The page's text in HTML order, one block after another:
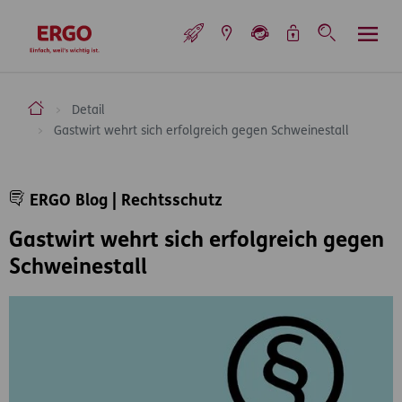
zur Startseite
ERGO Versicherung Aktiengesellschaft
Detail
Gastwirt wehrt sich erfolgreich gegen Schweinestall
Gastwirt wehrt sich erfolgreich gegen
Schweinestall
ERGO Blog | Rechtsschutz